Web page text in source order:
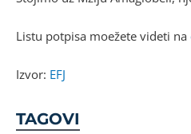
Listu potpisa moežete videti na
Izvor: EFJ
TAGOVI